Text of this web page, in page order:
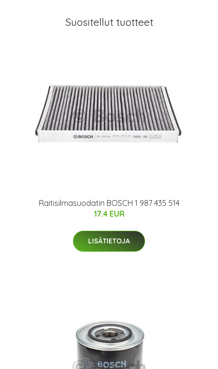
Suositellut tuotteet
Raitisilmasuodatin BOSCH 1 987 435 514
17.4 EUR
LISÄTIETOJA